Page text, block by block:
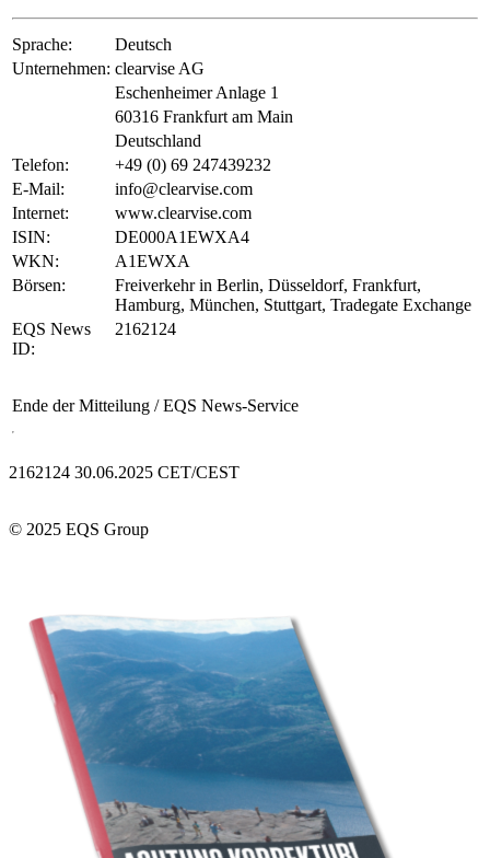
Sprache:
Deutsch
Unternehmen: clearvise AG
Eschenheimer Anlage 1
60316 Frankfurt am Main
Deutschland
Telefon:
+49 (0) 69 247439232
E-Mail:
info@clearvise.com
Internet:
www.clearvise.com
ISIN:
DE000A1EWXA4
WKN:
A1EWXA
Börsen:
Freiverkehr in Berlin, Düsseldorf, Frankfurt,
Hamburg, München, Stuttgart, Tradegate Exchange
EQS News
ID:
2162124
Ende der Mitteilung / EQS News-Service
2162124 30.06.2025 CET/CEST
© 2025 EQS Group